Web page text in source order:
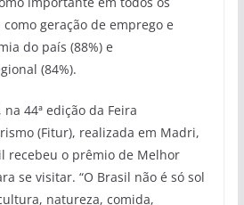
geração de emprego e
do país (88%) e
(84%).
44ª edição da Feira
(Fitur), realizada em Madri,
recebeu o prêmio de Melhor
se visitar. “O Brasil não é só sol
natureza, comida,